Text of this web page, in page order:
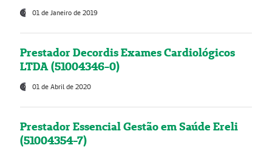
01 de Janeiro de 2019
Prestador Decordis Exames Cardiológicos
LTDA (51004346-0)
01 de Abril de 2020
Prestador Essencial Gestão em Saúde Ereli
(51004354-7)